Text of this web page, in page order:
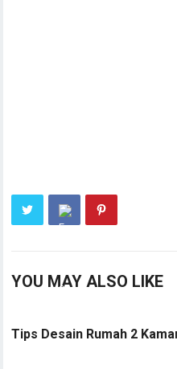
YOU MAY ALSO LIKE
Tips Desain Rumah 2